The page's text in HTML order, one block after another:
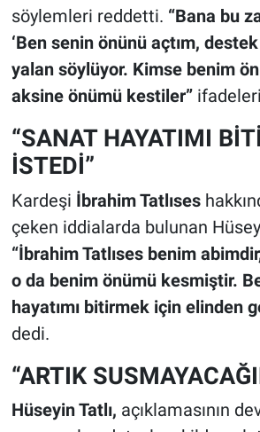
söylemleri reddetti. “Bana bu
‘Ben senin önünü açtım,
yalan söylüyor. Kimse benim
aksine önümü kestiler”
“SANAT HAYATIMI
İSTEDİ”
Kardeşi İbrahim Tatlıses
çeken iddialarda bulunan
“İbrahim Tatlıses benim
o da benim önümü kesmiştir.
hayatımı bitirmek için elinden
dedi.
“ARTIK
Hüseyin Tatlı, açıklamasının